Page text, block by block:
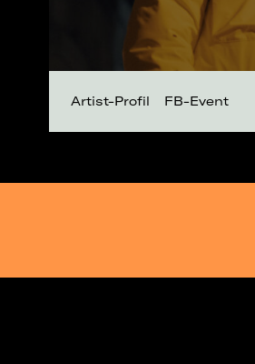
Artist-Profil FB-Event